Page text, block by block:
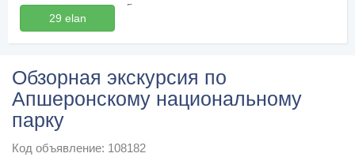
29 elan
Бесплатные консультации по туризму
Обзорная экскурсия по
Апшеронскому национальному
парку
Код объявление: 108182